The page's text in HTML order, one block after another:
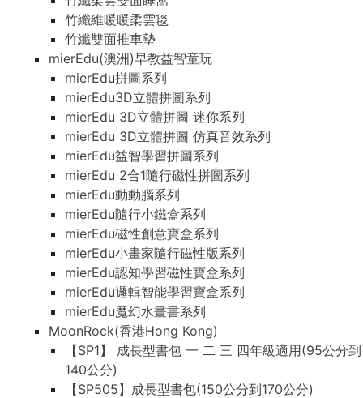
竹纖維暖暖柔雲毯
竹纖雙面推車墊
mierEdu(澳洲)早教益智童玩
mierEdu拼圖系列
mierEdu3D立體拼圖系列
mierEdu 3D立體拼圖 迷你系列
mierEdu 3D立體拼圖 仿真音效系列
mierEdu益智學習拼圖系列
mierEdu 2合1隨行磁性拼圖系列
mierEdu動動腦系列
mierEdu隨行小鐵盒系列
mierEdu磁性創意寶盒系列
mierEdu小畫家隨行磁性版系列
mierEdu認知學習磁性寶盒系列
mierEdu邏輯智能學習寶盒系列
mierEdu魔幻水畫書系列
MoonRock(香港Hong Kong)
【SP1】 成長型書包 一 二 三 四年級適用(95公分到
140公分)
【SP505】成長型書包(150公分到170公分)